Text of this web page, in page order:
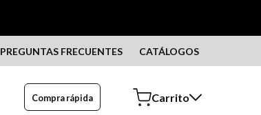
PREGUNTAS FRECUENTES CATÁLOGOS
Compra rápida